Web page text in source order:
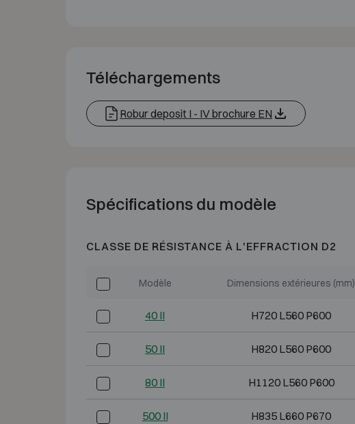
Téléchargements
Robur deposit I - IV brochure EN
Spécifications du modèle
CLASSE DE RÉSISTANCE À L'EFFRACTION D2
Modèle Dimensions extérieures (mm)
40 II H720 L560 P600
50 II H820 L560 P600
80 II H1120 L560 P600
500 II H835 L660 P670